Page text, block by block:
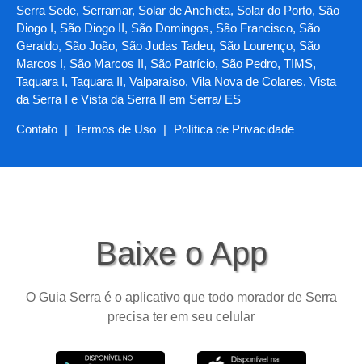
Serra Sede, Serramar, Solar de Anchieta, Solar do Porto, São
Diogo I, São Diogo II, São Domingos, São Francisco, São
Geraldo, São João, São Judas Tadeu, São Lourenço, São
Marcos I, São Marcos II, São Patrício, São Pedro, TIMS,
Taquara I, Taquara II, Valparaíso, Vila Nova de Colares, Vista
da Serra I e Vista da Serra II em Serra/ ES
Contato | Termos de Uso | Política de Privacidade
Baixe o App
O Guia Serra é o aplicativo que todo morador de Serra
precisa ter em seu celular